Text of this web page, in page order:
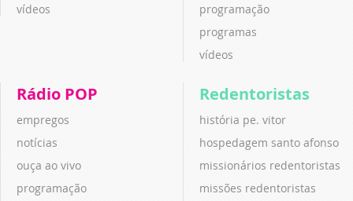
vídeos
programação
programas
vídeos
Rádio POP
empregos
notícias
ouça ao vivo
programação
Redentoristas
história pe. vitor
hospedagem santo afonso
missionários redentoristas
missões redentoristas